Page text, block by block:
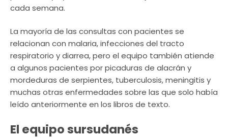
cada semana.
La mayoría de las consultas con pacientes se
relacionan con malaria, infecciones del tracto
respiratorio y diarrea, pero el equipo también atiende
a algunos pacientes por picaduras de alacrán y
mordeduras de serpientes, tuberculosis, meningitis y
muchas otras enfermedades sobre las que solo había
leído anteriormente en los libros de texto.
El equipo sursudanés